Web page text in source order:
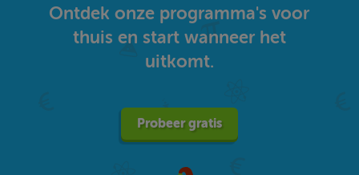
Ontdek onze programma's voor
thuis en start wanneer het
uitkomt.
Probeer gratis